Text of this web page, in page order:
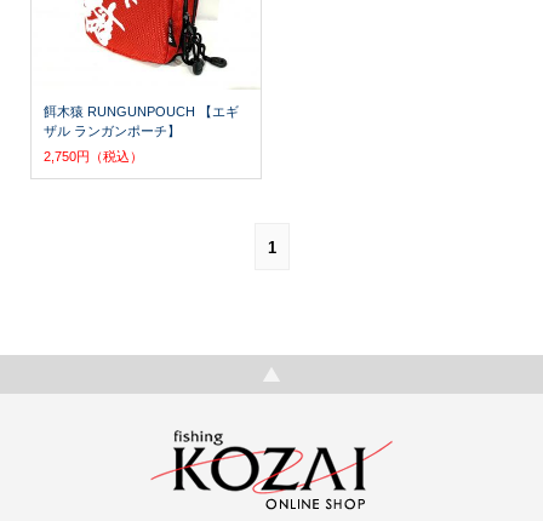
餌木猿 RUNGUNPOUCH 【エギ
ザル ランガンポーチ】
2,750円（税込）
1